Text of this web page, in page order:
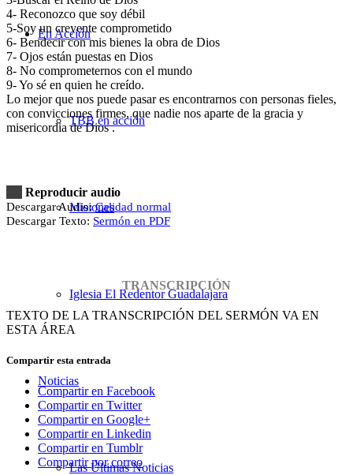
En Acción
TBB en acción
Misiones
Iglesia El Redentor Guadalajara
Noticias
Las Últimas Noticias
4- Reconozco que soy débil
5-Soy un creyente comprometido
6- Bendecir con mis bienes la obra de Dios
7- Ojos están puestas en Dios
8- No comprometernos con el mundo
9- Yo sé en quien he creído.
Lo mejor que nos puede pasar es encontrarnos con personas fieles,
con convicciones firmes, que nadie nos aparte de la gracia y
misericordia de Dios .
Reproducir audio
Descargar Audio:Calidad normal
Descargar Texto: Sermón en PDF
TRANSCRIPCIÓN
TEXTO DE LA TRANSCRIPCIÓN DEL SERMÓN VA EN
ESTA ÁREA
Compartir esta entrada
Compartir en Facebook
Compartir en Twitter
Compartir en Google+
Compartir en Linkedin
Compartir en Tumblr
Compartir por correo